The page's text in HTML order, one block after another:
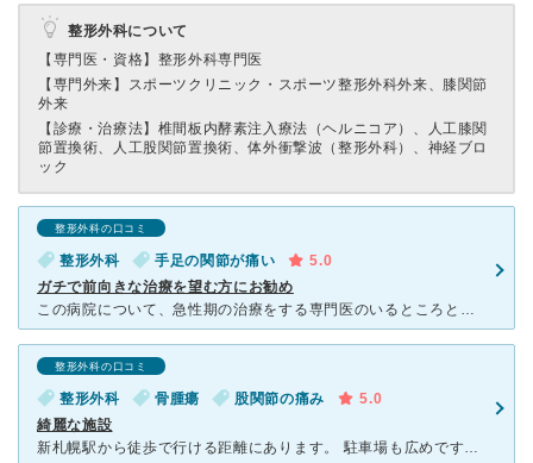
整形外科について
【専門医・資格】 整形外科専門医
【専門外来】 スポーツクリニック・スポーツ整形外科外来、膝関節
外来
【診療・治療法】 椎間板内酵素注入療法（ヘルニコア）、人工膝関
節置換術、人工股関節置換術、体外衝撃波（整形外科）、神経ブロ
ック
整形外科の口コミ
整形外科 手足の関節が痛い
5.0
ガチで前向きな治療を望む方にお勧め
この病院について、急性期の治療をする専門医のいるところと考えると、ちょっと膝が痛いからなんとかしてもらおうとか、近所では埒があかないからセカンドオピニオンをもらいに来てみたと言った動機でこられるのは長
整形外科の口コミ
整形外科 骨腫瘍 股関節の痛み
5.0
綺麗な施設
新札幌駅から徒歩で行ける距離にあります。 駐車場も広めです。 施設は広く綺麗です。 待合室の椅子もたくさんあり、混んでいても座る事が出来ます。 子供が足の痛みがあり受診しました、レントゲンをと